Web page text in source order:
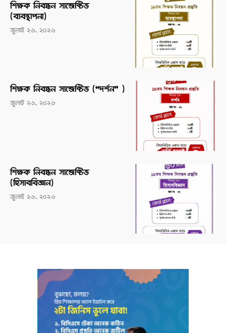
শিক্ষক নিবন্ধন সাব্জেক্টিভ
(ব্যবস্থাপনা)
জুলাই ২৬, ২০২৬
শিক্ষক নিবন্ধন সাব্জেক্টিভ (“দর্শন” )
জুলাই ২৬, ২০২৬
শিক্ষক নিবন্ধন সাব্জেক্টিভ
(হিসাববিজ্ঞান)
জুলাই ২৬, ২০২৬